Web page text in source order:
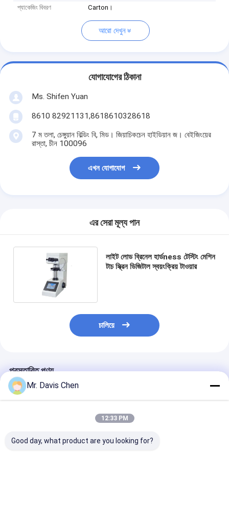
প্যাকেজিং বিবরণ
Carton।
আরো দেখুন
যোগাযোগের ঠিকানা
Ms. Shifen Yuan
8610 82921131,8618610328618
7 ম তলা, চেঙ্গুয়ান বিল্ডিং বি, মিড। জিয়াচিকচেন হাইডিয়ান জ। বেইজিংয়ের
রাস্তা, চীন 100096
এখন যোগাযোগ
এর সেরা মূল্য পান
লাইট লোড ব্রিনেল হার্ডness টেস্টিং মেশিন
টাচ স্ক্রিন ডিজিটাল স্বয়ংক্রিয় টাওয়ার
চালিয়ে
প্রস্তাবিত পণ্য
Mr. Davis Chen
12:33 PM
Good day, what product are you looking for?